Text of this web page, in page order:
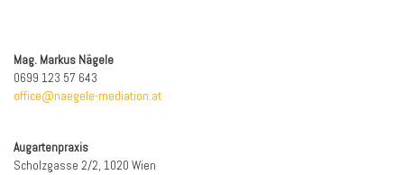
Mag. Markus Nägele
0699 123 57 643
office@naegele-mediation.at
Augartenpraxis
Scholzgasse 2/2, 1020 Wien